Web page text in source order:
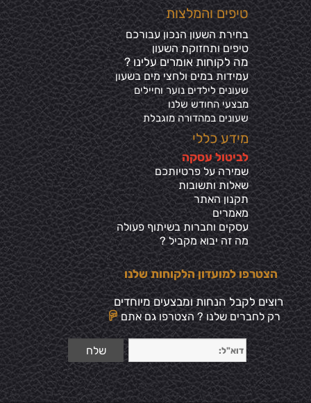
טיפים והמלצות
בחירת השעון הנכון עבורכם
טיפים ותחזוקת השעון
מה לקוחות אומרים עלינו ?
עמידות במים ולחצי מים בשעון
שעונים לילדים נוער וחיילים
מבצעי החודש שלנו
שעונים במהדורה מוגבלת
מידע כללי
לביטול עסקה
שמירה על פרטיותכם
שאלות ותשובות
תקנון האתר
מאמרים
עסקים וחברות בשיתוף פעולה
מה זה יבוא מקביל ?
הצטרפו למועדון הלקוחות שלנו
רוצים לקבל הנחות ומבצעים מיוחדים
רק לחברים שלנו ? הצטרפו גם אתם